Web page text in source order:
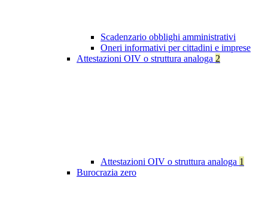
Scadenzario obblighi amministrativi
Oneri informativi per cittadini e imprese
Attestazioni OIV o struttura analoga 2
Attestazioni OIV o struttura analoga 1
Burocrazia zero